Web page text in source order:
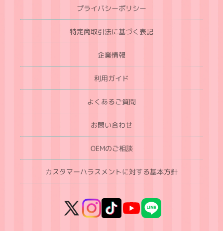
プライバシーポリシー
特定商取引法に基づく表記
企業情報
利用ガイド
よくあるご質問
お問い合わせ
OEMのご相談
カスタマーハラスメントに対する基本方針
X
InstagramTikTokYouTubeLINE